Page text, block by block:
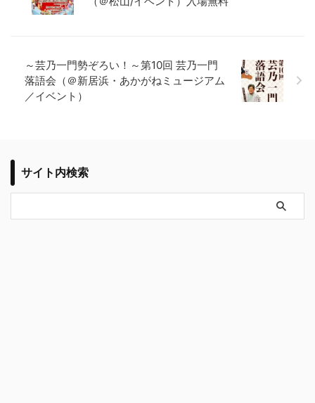
～芸乃一門勢ぞろい！～第10回 芸乃一門
落語会（＠新居浜・あかがねミュージアム
／イベント）
サイト内検索